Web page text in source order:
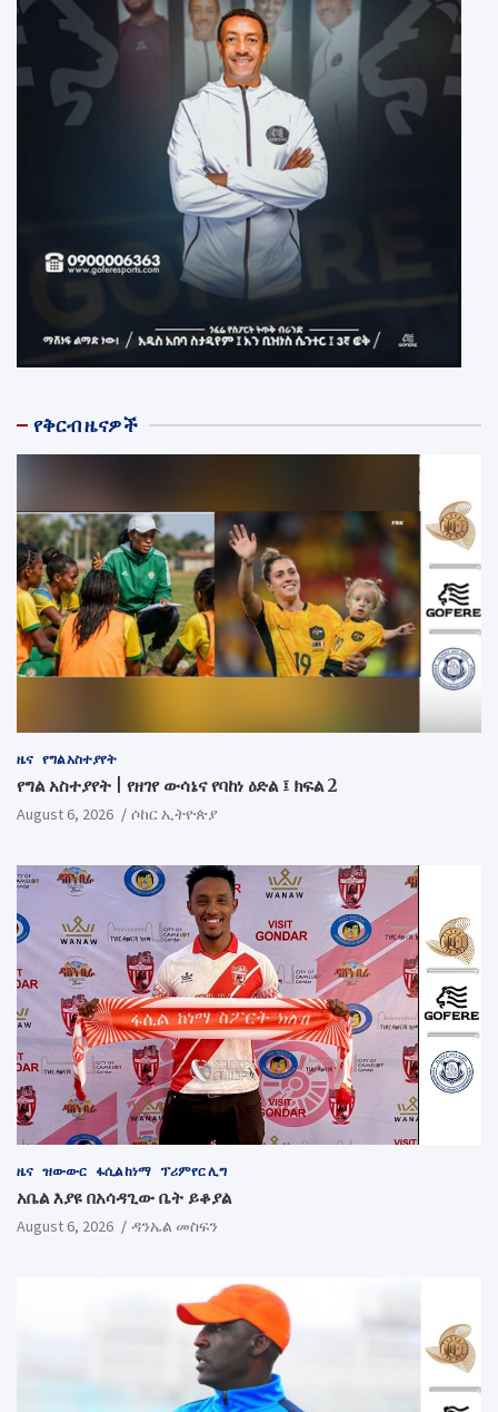
የቅርብ ዜናዎች
ዜና የግል አስተያየት
የግል አስተያየት | የዘገየ ውሳኔና የባከነ ዕድል ፤ ክፍል 2
August 6, 2026 ሶከር ኢትዮጵያ
ዜና ዝውውር ፋሲል ከነማ ፕሪምየር ሊግ
አቤል እያዩ በአሳዳጊው ቤት ይቆያል
August 6, 2026 ዳንኤል መስፍን